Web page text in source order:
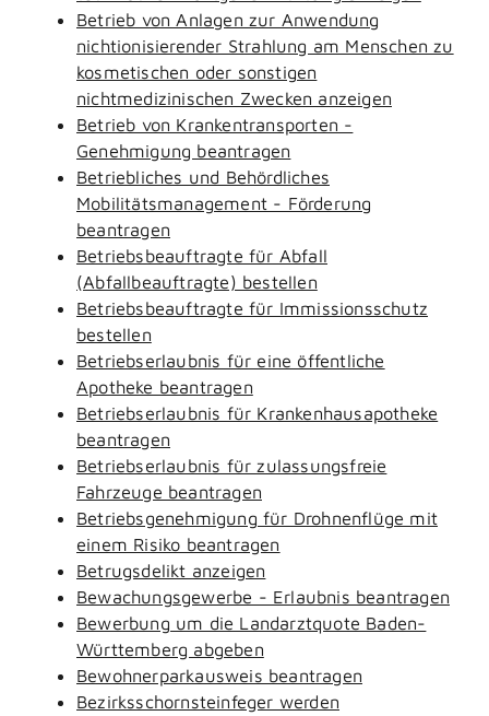
Betrieb von Anlagen zur Anwendung
nichtionisierender Strahlung am Menschen zu
kosmetischen oder sonstigen
nichtmedizinischen Zwecken anzeigen
Betrieb von Krankentransporten -
Genehmigung beantragen
Betriebliches und Behördliches
Mobilitätsmanagement - Förderung
beantragen
Betriebsbeauftragte für Abfall
(Abfallbeauftragte) bestellen
Betriebsbeauftragte für Immissionsschutz
bestellen
Betriebserlaubnis für eine öffentliche
Apotheke beantragen
Betriebserlaubnis für Krankenhausapotheke
beantragen
Betriebserlaubnis für zulassungsfreie
Fahrzeuge beantragen
Betriebsgenehmigung für Drohnenflüge mit
einem Risiko beantragen
Betrugsdelikt anzeigen
Bewachungsgewerbe - Erlaubnis beantragen
Bewerbung um die Landarztquote Baden-
Württemberg abgeben
Bewohnerparkausweis beantragen
Bezirksschornsteinfeger werden